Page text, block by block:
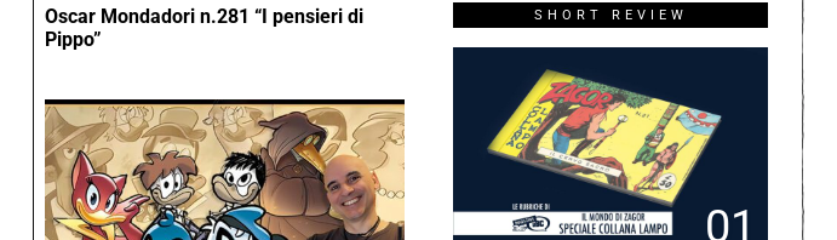
Oscar Mondadori n.281 “I pensieri di
Pippo”
SHORT REVIEW
01